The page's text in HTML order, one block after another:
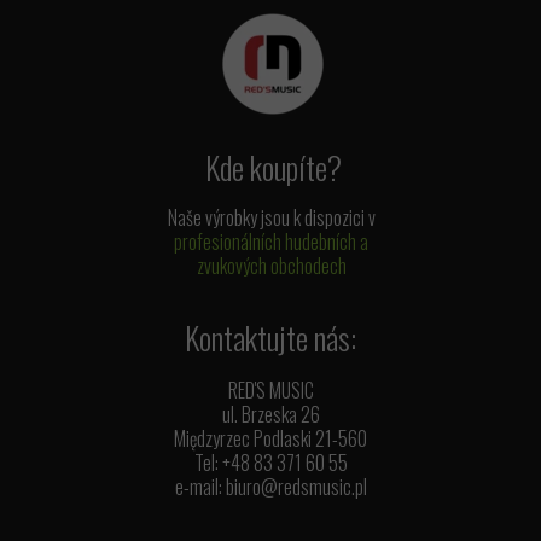
Naše výrobky jsou k dispozici v
profesionálních hudebních a
zvukových obchodech
Kde koupíte?
Kontaktujte nás:
RED'S MUSIC
ul. Brzeska 26
Międzyrzec Podlaski 21-560
Tel: +48 83 371 60 55
e-mail: biuro@redsmusic.pl